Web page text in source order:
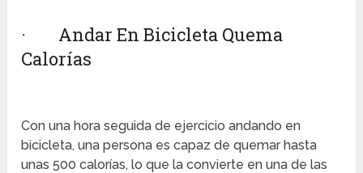
· Andar En Bicicleta Quema
Calorías
Con una hora seguida de ejercicio andando en
bicicleta, una persona es capaz de quemar hasta
unas 500 calorías, lo que la convierte en una de las